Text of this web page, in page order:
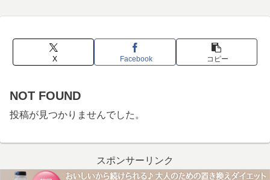
X Facebook コピー
NOT FOUND
投稿が見つかりませんでした。
スポンサーリンク